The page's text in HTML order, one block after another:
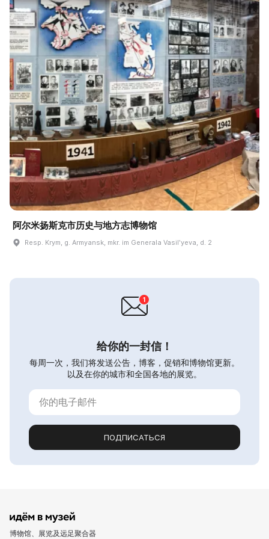
阿尔米扬斯克市历史与地方志博物馆
Resp. Krym, g. Armyansk, mkr. im Generala Vasilʹyeva, d. 2
给你的一封信！
每周一次，我们将发送公告，博客，促销和博物馆更新。
以及在你的城市和全国各地的展览。
ПОДПИСАТЬСЯ
博物馆、展览及远足聚合器